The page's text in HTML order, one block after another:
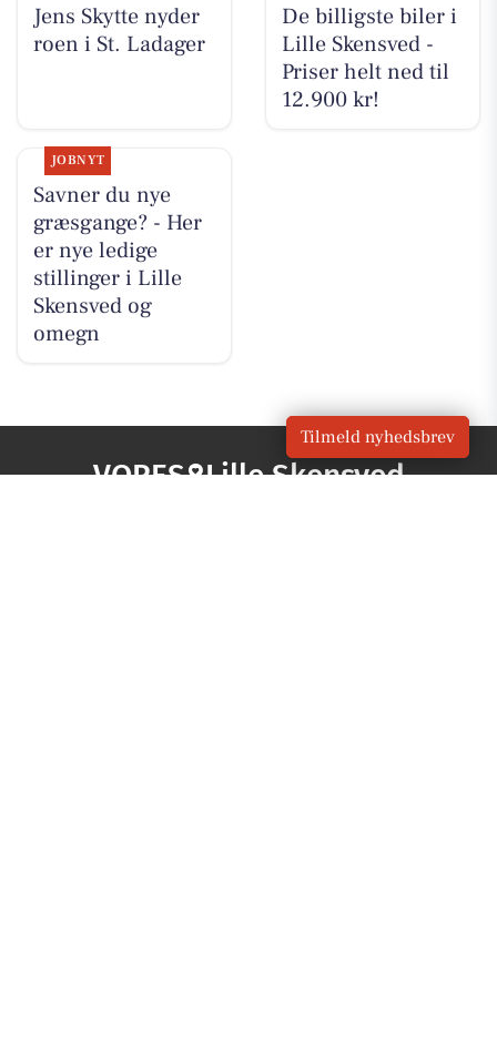
Jens Skytte nyder
roen i St. Ladager
De billigste biler i
Lille Skensved -
Priser helt ned til
12.900 kr!
JOBNYT
Savner du nye
græsgange? - Her
er nye ledige
stillinger i Lille
Skensved og
omegn
VORES Lille Skensved
Tilmeld nyhedsbrev